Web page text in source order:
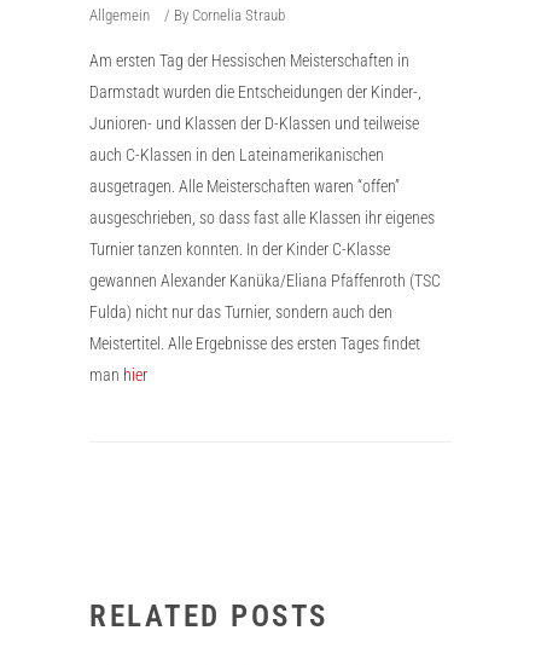
Allgemein By Cornelia Straub
Am ersten Tag der Hessischen Meisterschaften in
Darmstadt wurden die Entscheidungen der Kinder-,
Junioren- und Klassen der D-Klassen und teilweise
auch C-Klassen in den Lateinamerikanischen
ausgetragen. Alle Meisterschaften waren “offen”
ausgeschrieben, so dass fast alle Klassen ihr eigenes
Turnier tanzen konnten. In der Kinder C-Klasse
gewannen Alexander Kanüka/Eliana Pfaffenroth (TSC
Fulda) nicht nur das Turnier, sondern auch den
Meistertitel. Alle Ergebnisse des ersten Tages findet
man hier
RELATED POSTS